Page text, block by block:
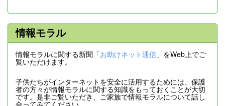
情報モラル
情報モラルに関する新聞「お助けネット通信 」をWeb上でご
覧いただけます。
子供たちがインターネットを安全に活用するためには、保護
者の方々が情報モラルに関する知識をもっておくことが大切
です。是非ご覧いただき、ご家族で情報モラルについて話し